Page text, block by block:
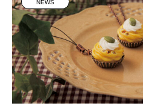
NEWS